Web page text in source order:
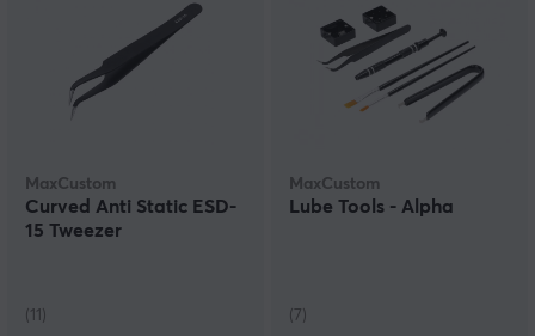
MaxCustom
Curved Anti Static ESD-
15 Tweezer
(11)
MaxCustom
Lube Tools - Alpha
(7)